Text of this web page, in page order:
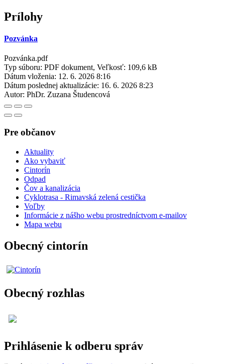
Prílohy
Pozvánka
Pozvánka.pdf
Typ súboru: PDF dokument, Veľkosť: 109,6 kB
Dátum vloženia: 12. 6. 2026 8:16
Dátum poslednej aktualizácie: 16. 6. 2026 8:23
Autor: PhDr. Zuzana Študencová
Pre občanov
Aktuality
Ako vybaviť
Cintorín
Odpad
Čov a kanalizácia
Cyklotrasa - Rimavská zelená cestička
Voľby
Informácie z nášho webu prostredníctvom e-mailov
Mapa webu
Obecný cintorín
Obecný rozhlas
Prihlásenie k odberu správ